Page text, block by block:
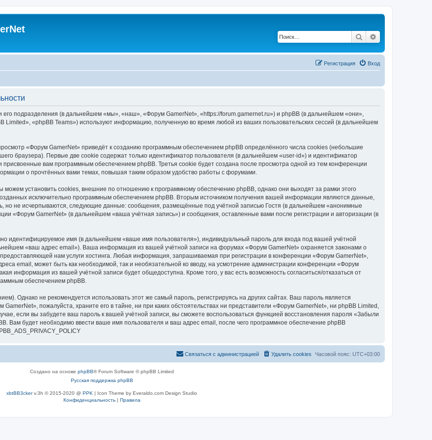
Поиск
Вход
Регистрация
подразделения (в дальнейшем «мы», «наш», «Форум GamerNet», «https://forum.gamernet.ru») и phpBB (в дальнейшем «они»,
Limited», «phpBB Teams») используют информацию, полученную во время любой из ваших пользовательских сессий (в дальнейшем
«Форум GamerNet» приведёт к созданию программным обеспечением phpBB определённого числа cookies (небольшие
браузера). Первые две cookie содержат только идентификатор пользователя (в дальнейшем «user-id») и идентификатор
вам программным обеспечением phpBB. Третья cookie будет создана после просмотра одной из тем конференции
о прочтённых вами темах, повышая таким образом удобство работы с форумами.
установить cookies, внешние по отношению к программному обеспечению phpBB, однако они выходят за рамки этого
исключительно программным обеспечением phpBB. Вторым источником получения вашей информации являются данные,
но не исчерпываются, следующие данные: сообщения, размещённые под учётной записью Гостя (в дальнейшем «анонимные
«Форум GamerNet» (в дальнейшем «ваша учётная запись») и сообщения, оставленные вами после регистрации и авторизации (в
идентифицируемое имя (в дальнейшем «ваше имя пользователя»), индивидуальный пароль для входа под вашей учётной
«ваш адрес email»). Ваша информация из вашей учётной записи на форумах «Форум GamerNet» охраняется законами о
нам услуги хостинга. Любая информация, запрашиваемая при регистрации в конференции «Форум GamerNet»,
email, может быть как необходимой, так и необязательной ко вводу, на усмотрение администрации конференции «Форум
информация из вашей учётной записи будет общедоступна. Кроме того, у вас есть возможность согласиться/отказаться от
обеспечением phpBB.
Однако не рекомендуется использовать этот же самый пароль, регистрируясь на других сайтах. Ваш пароль является
пожалуйста, храните его в тайне, ни при каких обстоятельствах ни представители «Форум GamerNet», ни phpBB Limited,
если вы забудете ваш пароль к вашей учётной записи, вы сможете воспользоваться функцией восстановления пароля «Забыли
Вам будет необходимо ввести ваше имя пользователя и ваш адрес email, после чего программное обеспечение phpBB
Часовой пояс: UTC+03:00
Удалить cookies
Связаться с администрацией
Создано на основе phpBB® Forum Software © phpBB Limited
Русская поддержка phpBB
xbtBB3ckerv.3h © 2015-2020 @ PPK | Icon Theme by Everaldo.com Design Studio
Конфиденциальность| Правила